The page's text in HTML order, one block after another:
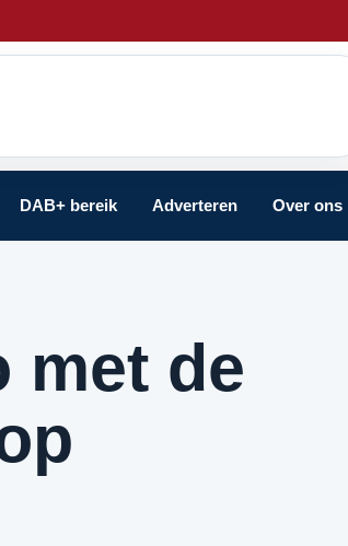
DAB+ bereik Adverteren Over ons
met de